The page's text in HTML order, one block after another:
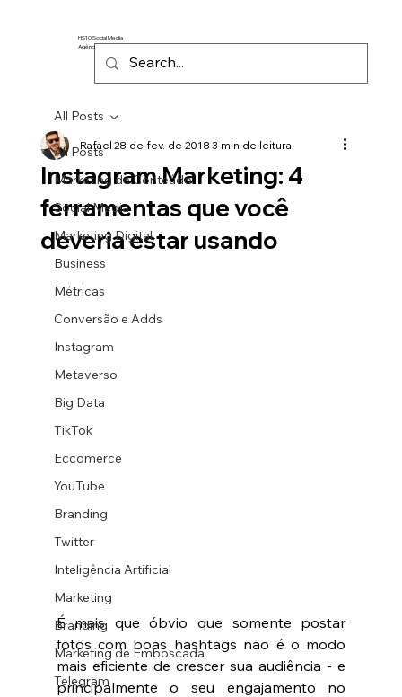
HS10 Social Media
Agência de Marketing Digital
All Posts
Marketing de Conteúdo
Social Media
Marketing Digital
Business
Métricas
Conversão e Adds
Instagram
Metaverso
Big Data
TikTok
Eccomerce
YouTube
Branding
Twitter
Inteligência Artificial
Marketing
Branding
Marketing de Emboscada
Telegram
All Posts
Instagram Marketing: 4
ferramentas que você
deveria estar usando
Rafael28 de fev. de 20183 min de leitura
É mais que óbvio que somente postar
fotos com boas hashtags não é o modo
mais eficiente de crescer sua audiência - e
principalmente o seu engajamento no